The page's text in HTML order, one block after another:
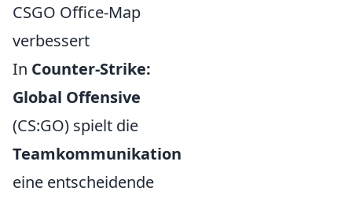
CSGO Office-Map
verbessert
In Counter-Strike:
Global Offensive
(CS:GO) spielt die
Teamkommunikation
eine entscheidende